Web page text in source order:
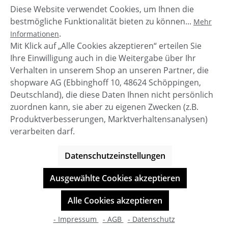
Beschreibung
Mit den flauschigen UGG K Classic Short II Boots
haben Kinder auf jeden Fall warme Füße!Die Stiefel
aus gewachsenem Lammfell…Mehr
Service-Hotline
Informationen
© BOOTBAY-n-others
Alle Preise inkl. gesetzl. Mehrwertsteuer zzgl.
Versandkosten
Shop-Entwicklung durchcookie.design
Diese Website verwendet Cookies, um Ihnen die
bestmögliche Funktionalität bieten zu können... Mehr
Informationen.
Mit Klick auf „Alle Cookies akzeptieren“ erteilen Sie
Ihre Einwilligung auch in die Weitergabe über Ihr
Verhalten in unserem Shop an unseren Partner, die
shopware AG (Ebbinghoff 10, 48624 Schöppingen,
Deutschland), die diese Daten Ihnen nicht persönlich
zuordnen kann, sie aber zu eigenen Zwecken (z.B.
Produktverbesserungen, Marktverhaltensanalysen)
verarbeiten darf.
Datenschutzeinstellungen
Ausgewählte Cookies akzeptieren
Alle Cookies akzeptieren
- Impressum - AGB - Datenschutz